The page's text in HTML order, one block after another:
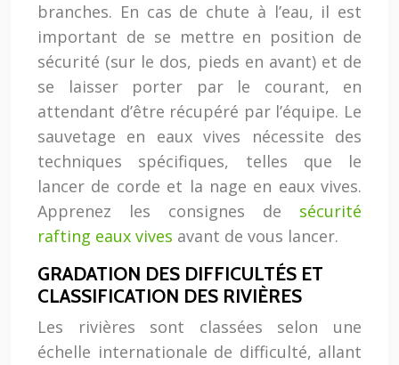
branches. En cas de chute à l’eau, il est
important de se mettre en position de
sécurité (sur le dos, pieds en avant) et de
se laisser porter par le courant, en
attendant d’être récupéré par l’équipe. Le
sauvetage en eaux vives nécessite des
techniques spécifiques, telles que le
lancer de corde et la nage en eaux vives.
Apprenez les consignes de sécurité
rafting eaux vives avant de vous lancer.
GRADATION DES DIFFICULTÉS ET
CLASSIFICATION DES RIVIÈRES
Les rivières sont classées selon une
échelle internationale de difficulté, allant